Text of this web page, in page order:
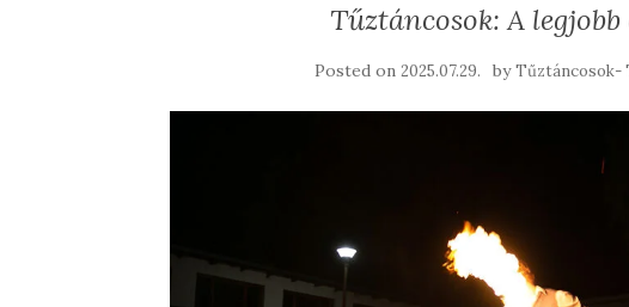
Tűztáncosok: A
Posted on2025.07.29. byTűztáncosok-